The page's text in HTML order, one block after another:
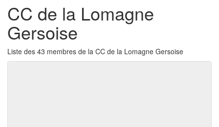
CC de la Lomagne
Gersoise
Liste des 43 membres de la CC de la Lomagne Gersoise